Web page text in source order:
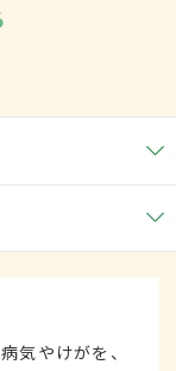
気やけがを、